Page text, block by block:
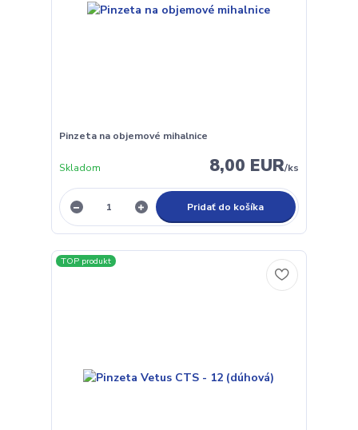
Pinzeta na objemové mihalnice
8,00 EUR/ks
Skladom
Pridať do košíka
TOP produkt